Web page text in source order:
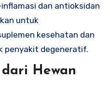
dan antioksidan
untuk
kesehatan dan
penyakit degeneratif.
Hewan